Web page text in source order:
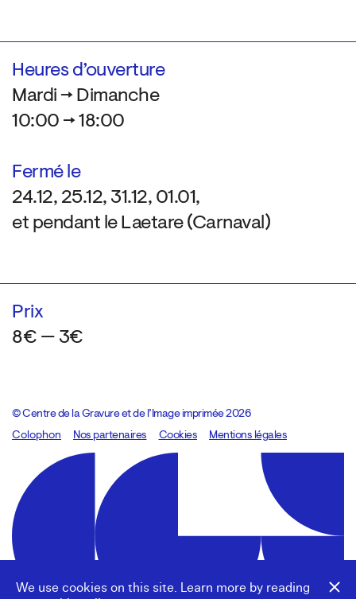
We use cookies on this site. Learn more by reading
Heures d’ouverture
Mardi → Dimanche
10:00 → 18:00
Fermé le
24.12, 25.12, 31.12, 01.01,
et pendant le Laetare (Carnaval)
Prix
8€ — 3€
© Centre de la Gravure et de l’Image imprimée 2026
Colophon
Design:Marcel Kaczmarek, code:8080.studio
Nos partenaires Cookies Mentions légales